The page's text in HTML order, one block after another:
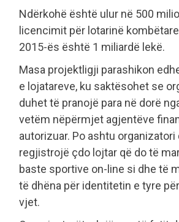
Ndërkohë është ulur në 500
licencimit për lotarinë
2015-ës është 1 miliardë lekë.
Masa projektligji parashikon
e lojatareve, ku saktësohet se
duhet të pranojë para në dorë
vetëm nëpërmjet agjentëve
autorizuar. Po ashtu organizatori
regjistrojë çdo lojtar që do të
baste sportive on-line si dhe të
të dhëna për identitetin e tyre
vjet.